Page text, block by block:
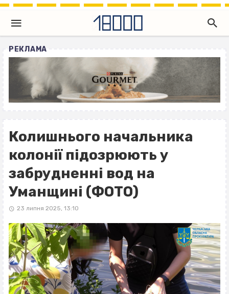
РЕКЛАМА
Колишнього начальника
колонії підозрюють у
забрудненні вод на
Уманщині (ФОТО)
23 липня 2025, 13:10